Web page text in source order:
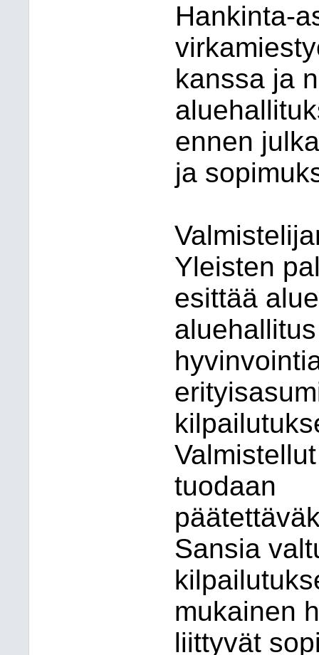
Hankinta-
kanssa ja
ennen
ja
Yleisten
esittää
tuodaan
Sansia
mukainen
liittyvät